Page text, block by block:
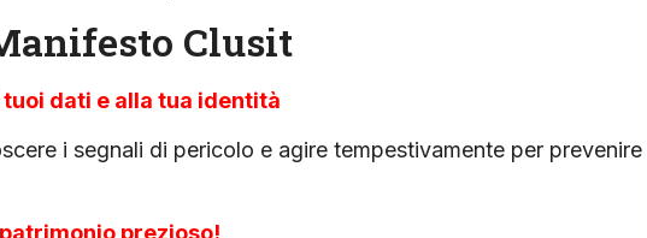
Clusit
dati e alla tua identità
i segnali di pericolo e agire tempestivamente per prevenire
prezioso!